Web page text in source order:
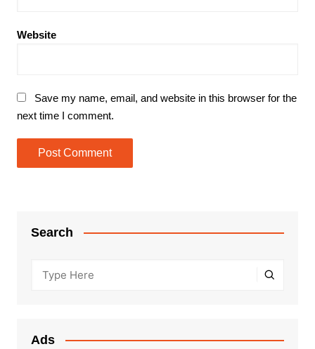
Website
Save my name, email, and website in this browser for the
next time I comment.
Search
Ads